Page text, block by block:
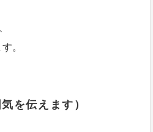
。
を伝えます）